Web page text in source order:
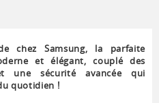
chez Samsung, la parfaite
et élégant, couplé des
une sécurité avancée qui
quotidien !